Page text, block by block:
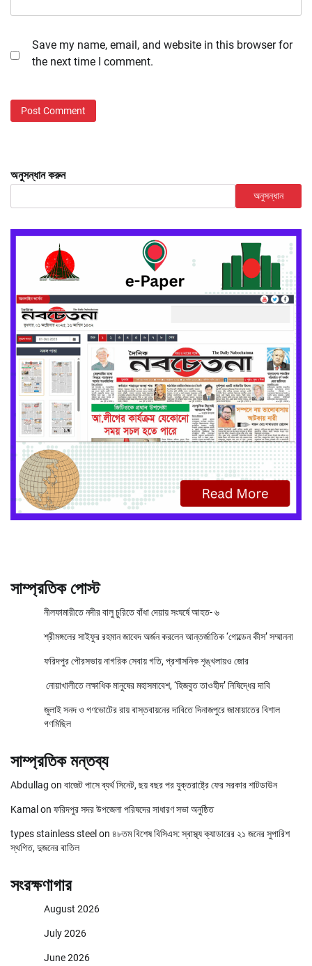
Save my name, email, and website in this browser for
the next time I comment.
অনুসন্ধান করুন
অনুসন্ধান
সাম্প্রতিক পোস্ট
নীলফামারীতে নদীর বালু চুরিতে বাঁধা দেয়ায় সংঘর্ষে আহত- ৬
শ্রীমঙ্গলের সাইফুর রহমান জাবেদ অর্জন করলেন আন্তর্জাতিক ‘গোল্ডেন কীস’ সম্মাননা
ফরিদপুর পৌরসভায় নাগরিক সেবায় গতি, প্রশাসনিক শৃঙ্খলায়ও জোর
নোয়াখালীতে লক্ষাধিক মানুষের মহাসমাবেশ, ‘হিজবুত তাওহীদ’ নিষিদ্ধের দাবি
জুলাই সনদ ও গণভোটের রায় বাস্তবায়নের দাবিতে দিনাজপুরে জামায়াতের বিশাল
গণমিছিল
সাম্প্রতিক মন্তব্য
Abdullag on বাজেট পাসে ব্যর্থ সিনেট, ছয় বছর পর যুক্তরাষ্ট্রে ফের সরকার শাটডাউন
Kamal on ফরিদপুর সদর উপজেলা পরিষদের সাধারণ সভা অনুষ্ঠিত
types stainless steel on ৪৮তম বিশেষ বিসিএস: স্বাস্থ্য ক্যাডারের ২১ জনের সুপারিশ
স্থগিত, দুজনের বাতিল
সংরক্ষণাগার
August 2026
July 2026
June 2026